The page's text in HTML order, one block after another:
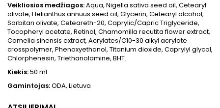
Veikliosios medžiagos:Aqua, Nigella sativa seed oil, Cetearyl
olivate, Helianthus annuus seed oil, Glycerin, Cetearyl alcohol,
Sorbitan olivate, Ceteareth-20, Caprylic/Capric Triglyceride,
Tocopheryl acetate, Retinol, Chamomilla recutita flower extract,
Camelia sinensis extract, Acrylates/C10-30 alkyl acrylate
crosspolymer, Phenoxyethanol, Titanium dioxide, Caprylyl glycol,
Chlorphenesin, Triethanolamine, BHT.
Kiekis:50 ml
Gamintojas:ODA, Lietuva